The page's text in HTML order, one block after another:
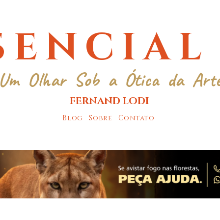
Olhar Sob a Ótica da
FERNAND LODI
Blog Sobre Contato